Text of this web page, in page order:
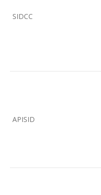
SIDCC
APISID